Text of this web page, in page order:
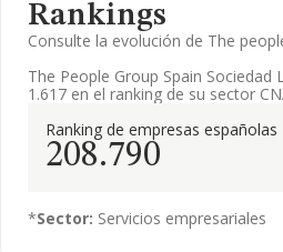
Rankings
Consulte la evolución de The
The People Group Spain
1.617 en el ranking de su sector
Ranking de empresas españolas
208.790
*Sector: Servicios empresariales